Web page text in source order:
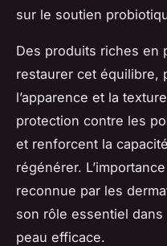
sur le soutien
Des produits riches en
restaurer cet équilibre,
l’apparence et la
protection contre les
et renforcent la
régénérer.
reconnue par les
son rôle essentiel
peau efficace.